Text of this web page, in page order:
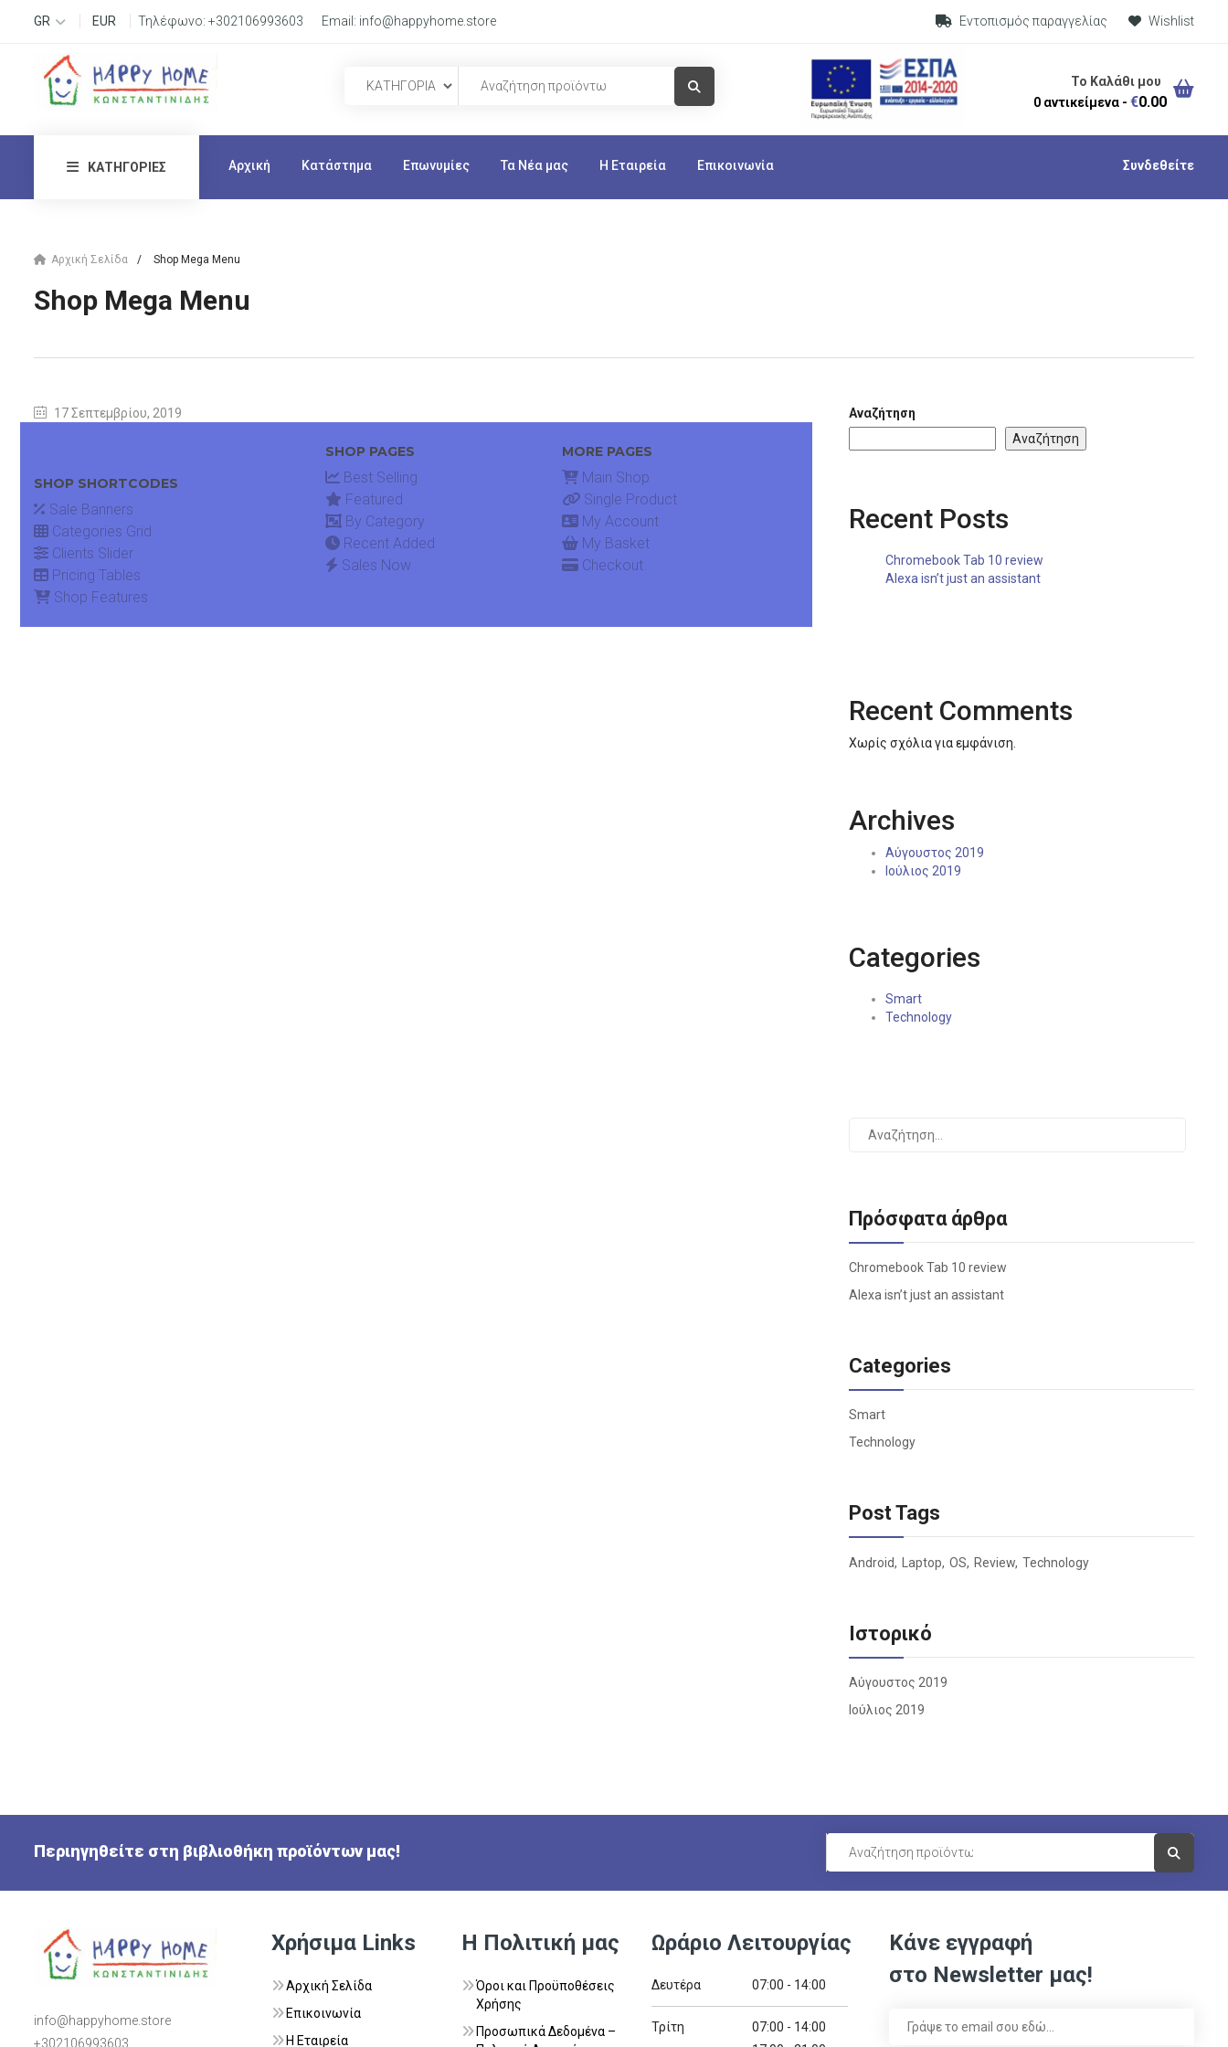
GR EUR Τηλέφωνο: +302106993603 Email: info@happyhome.store Εντοπισμός παραγγελίας Visit Link
Wishlist
Visit Link
Το Καλάθι μου
0 αντικείμενα - €0.00
ΚΑΤΗΓΟΡΊΕΣ Αρχική Κατάστημα Επωνυμίες Τα Νέα μας Η Εταιρεία Επικοινωνία Συνδεθείτε
Αρχική Σελίδα Shop Mega Menu
Shop Mega Menu
17 Σεπτεμβρίου, 2019
SHOP SHORTCODES
Sale Banners
Categories Grid
Clients Slider
Pricing Tables
Shop Features
SHOP PAGES
Best Selling
Featured
By Category
Recent Added
Sales Now
MORE PAGES
Main Shop
Single Product
My Account
My Basket
Checkout
Αναζήτηση
Αναζήτηση
Recent Posts
Chromebook Tab 10 review
Alexa isn’t just an assistant
Recent Comments
Χωρίς σχόλια για εμφάνιση.
Archives
Αύγουστος 2019
Ιούλιος 2019
Categories
Smart
Technology
Πρόσφατα άρθρα
Chromebook Tab 10 review
Alexa isn’t just an assistant
Categories
Smart
Technology
Post Tags
Android Laptop OS Review Technology
Ιστορικό
Αύγουστος 2019
Ιούλιος 2019
Περιηγηθείτε στη βιβλιοθήκη προϊόντων μας! Visit Link
info@happyhome.store
+302106993603
Χρήσιμα Links
Αρχική Σελίδα
Επικοινωνία
Η Εταιρεία
Η Πολιτική μας
Όροι και Προϋποθέσεις
Χρήσης
Προσωπικά Δεδομένα –
Ωράριο Λειτουργίας
Δευτέρα 07:00 - 14:00
Τρίτη
07:00 - 14:00
Κάνε εγγραφή
στο Newsletter μας!